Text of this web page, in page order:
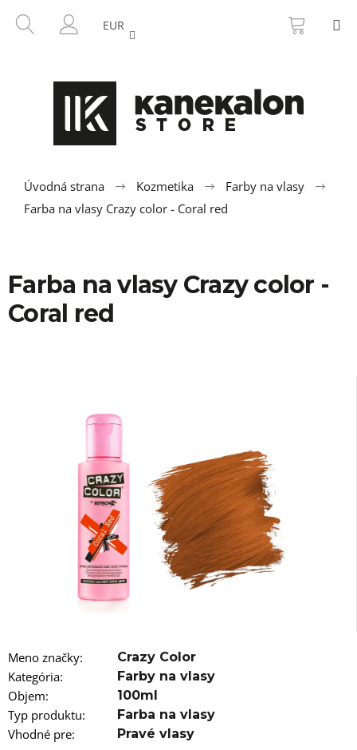
HĽADAŤ
PRIHLÁSENIE
EUR KOŠÍK
Úvodná strana Kozmetika
Farby na vlasy
Farba na vlasy Crazy color - Coral red
Farba na vlasy Crazy color -
Coral red
Meno značky: Crazy Color
Kategória: Farby na vlasy
Objem: 100ml
Typ produktu: Farba na vlasy
Vhodné pre: Pravé vlasy
SPÄŤ
SPÄŤ
e
j
e
t
HĽADAŤ
o
r
ú
č
a
m